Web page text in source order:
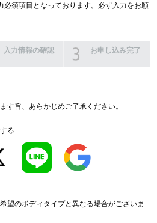
必須項目となっております。必ず入力をお願
入力情報の確認 お申し込み完了
旨、あらかじめご了承ください。
る
望のボディタイプと異なる場合がございま